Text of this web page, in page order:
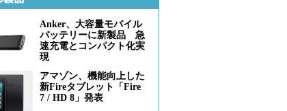
Anker、大容量モバイル
バッテリーに新製品 急
速充電とコンパクト化実
現
アマゾン、機能向上した
新Fireタブレット「Fire
7 / HD 8」発表